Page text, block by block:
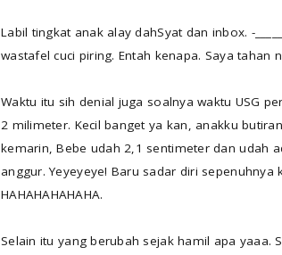
Labil tingkat anak alay dahSyat dan inbox. -
wastafel cuci piring. Entah kenapa. Saya tahan
Waktu itu sih denial juga soalnya waktu USG
2 milimeter. Kecil banget ya kan, anakku
kemarin, Bebe udah 2,1 sentimeter dan udah
anggur. Yeyeyeye! Baru sadar diri
HAHAHAHAHAHA.
Selain itu yang berubah sejak hamil apa yaaa.